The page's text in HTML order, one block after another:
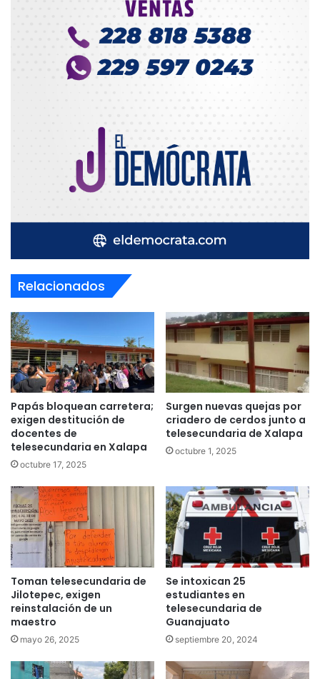
Relacionados
Papás bloquean carretera;
exigen destitución de
docentes de
telesecundaria en Xalapa
octubre 17, 2025
Surgen nuevas quejas por
criadero de cerdos junto a
telesecundaria de Xalapa
octubre 1, 2025
Toman telesecundaria de
Jilotepec, exigen
reinstalación de un
maestro
mayo 26, 2025
Se intoxican 25
estudiantes en
telesecundaria de
Guanajuato
septiembre 20, 2024